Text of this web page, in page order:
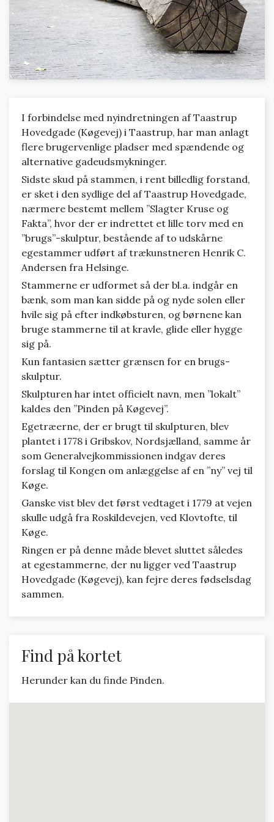
I forbindelse med nyindretningen af Taastrup
Hovedgade (Køgevej) i Taastrup, har man anlagt
flere brugervenlige pladser med spændende og
alternative gadeudsmykninger.
Sidste skud på stammen, i rent billedlig forstand,
er sket i den sydlige del af Taastrup Hovedgade,
nærmere bestemt mellem ”Slagter Kruse og
Fakta”, hvor der er indrettet et lille torv med en
”brugs”-skulptur, bestående af to udskårne
egestammer udført af trækunstneren Henrik C.
Andersen fra Helsinge.
Stammerne er udformet så der bl.a. indgår en
bænk, som man kan sidde på og nyde solen eller
hvile sig på efter indkøbsturen, og børnene kan
bruge stammerne til at kravle, glide eller hygge
sig på.
Kun fantasien sætter grænsen for en brugs-
skulptur.
Skulpturen har intet officielt navn, men ”lokalt”
kaldes den ”Pinden på Køgevej”.
Egetræerne, der er brugt til skulpturen, blev
plantet i 1778 i Gribskov, Nordsjælland, samme år
som Generalvejkommissionen indgav deres
forslag til Kongen om anlæggelse af en ”ny” vej til
Køge.
Ganske vist blev det først vedtaget i 1779 at vejen
skulle udgå fra Roskildevejen, ved Klovtofte, til
Køge.
Ringen er på denne måde blevet sluttet således
at egestammerne, der nu ligger ved Taastrup
Hovedgade (Køgevej), kan fejre deres fødselsdag
sammen.
Find på kortet
Herunder kan du finde Pinden.